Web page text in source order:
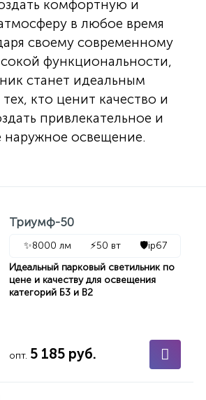
комфортную и
в любое время
своему современному
функциональности,
станет идеальным
кто ценит качество и
привлекательное и
наружное освещение.
Триумф-50
✨8000 лм ⚡50 вт 🛡️ip67
Идеальный парковый светильник по
цене и качеству для освещения
категорий Б3 и В2
опт. 5 185 руб.